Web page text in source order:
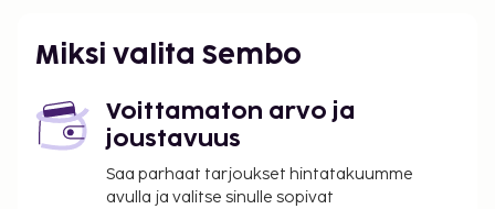
Miksi valita Sembo
Voittamaton arvo ja
joustavuus
Saa parhaat tarjoukset hintatakuumme
avulla ja valitse sinulle sopivat